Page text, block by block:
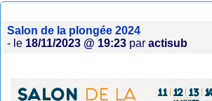
Salon de la plongée 2024
- le 18/11/2023 @ 19:23 paractisub